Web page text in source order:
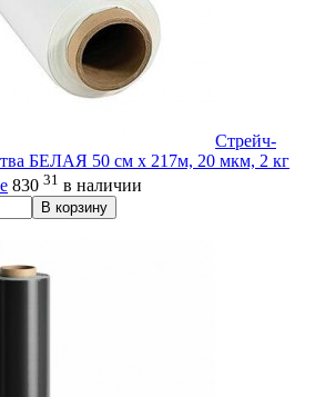
Стрейч-
БЕЛАЯ 50 см х 217м, 20 мкм, 2 кг
830 31 в наличии
В корзину